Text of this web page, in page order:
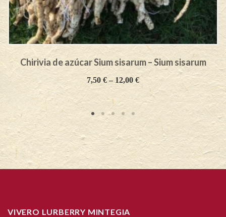
Chirivia de azúcar Sium sisarum – Sium sisarum
7,50€– 12,00 €
VIVERO LURBERRY MINTEGIA